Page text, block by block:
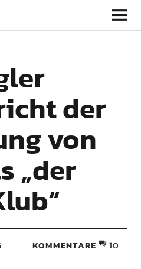
der
von
„der
KOMMENTARE 10